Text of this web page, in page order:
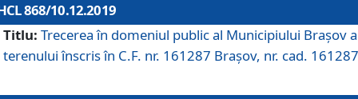
868/10.12.2019
Titlu: Trecerea în domeniul public al Municipiului Braşov a
terenului înscris în C.F. nr. 161287 Brașov, nr. cad.